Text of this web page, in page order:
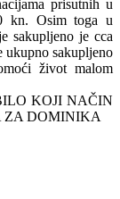
prisutnih u
kn. Osim toga u
sakupljeno je cca
ukupno sakupljeno
život malom
KOJI NAČIN
ZA DOMINIKA